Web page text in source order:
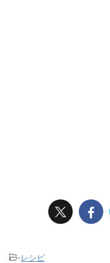
-レシピ